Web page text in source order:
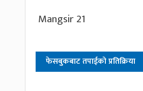
Mangsir 21
फेसबुकबाट तपाईको प्रतिक्रिया